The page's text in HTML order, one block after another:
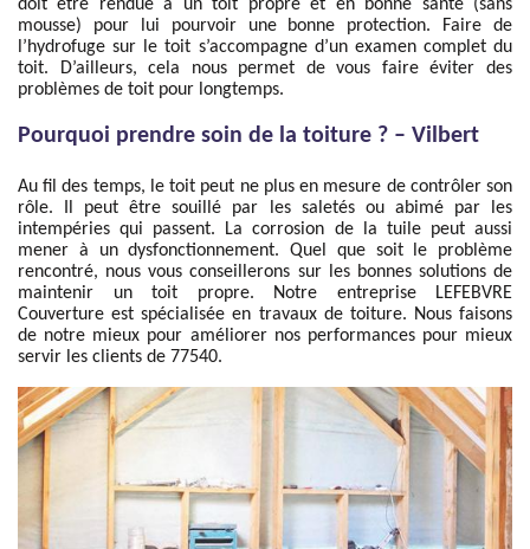
doit être rendue à un toit propre et en bonne santé (sans
mousse) pour lui pourvoir une bonne protection. Faire de
l’hydrofuge sur le toit s’accompagne d’un examen complet du
toit. D’ailleurs, cela nous permet de vous faire éviter des
problèmes de toit pour longtemps.
Pourquoi prendre soin de la toiture ? – Vilbert
Au fil des temps, le toit peut ne plus en mesure de contrôler son
rôle. Il peut être souillé par les saletés ou abimé par les
intempéries qui passent. La corrosion de la tuile peut aussi
mener à un dysfonctionnement. Quel que soit le problème
rencontré, nous vous conseillerons sur les bonnes solutions de
maintenir un toit propre. Notre entreprise LEFEBVRE
Couverture est spécialisée en travaux de toiture. Nous faisons
de notre mieux pour améliorer nos performances pour mieux
servir les clients de 77540.